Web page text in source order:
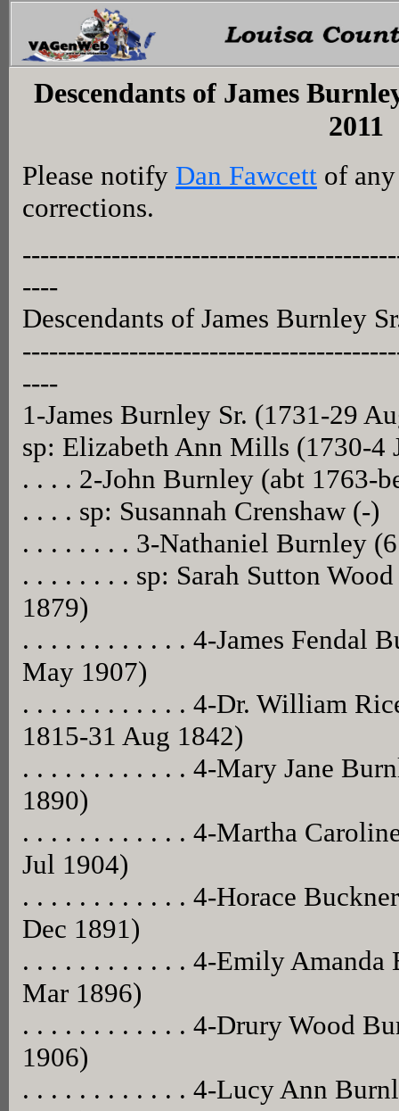
Descendants of James
2011
Please notify Dan Fawcett of
corrections.
----
Descendants of James Burnley
----
1-James Burnley Sr. (1731-29
sp: Elizabeth Ann Mills (1730-4
. . . . 2-John Burnley (abt 1763-
. . . . sp: Susannah Crenshaw (-)
. . . . . . . . 3-Nathaniel Burnley
. . . . . . . . sp: Sarah Sutton
1879)
. . . . . . . . . . . . 4-James Fendal
May 1907)
. . . . . . . . . . . . 4-Dr. William
1815-31 Aug 1842)
. . . . . . . . . . . . 4-Mary Jane
1890)
. . . . . . . . . . . . 4-Martha
Jul 1904)
. . . . . . . . . . . . 4-Horace
Dec 1891)
. . . . . . . . . . . . 4-Emily Amanda
Mar 1896)
. . . . . . . . . . . . 4-Drury Wood
1906)
. . . . . . . . . . . . 4-Lucy Ann